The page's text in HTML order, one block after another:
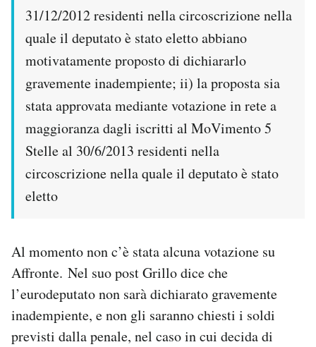
31/12/2012 residenti nella circoscrizione nella
quale il deputato è stato eletto abbiano
motivatamente proposto di dichiararlo
gravemente inadempiente; ii) la proposta sia
stata approvata mediante votazione in rete a
maggioranza dagli iscritti al MoVimento 5
Stelle al 30/6/2013 residenti nella
circoscrizione nella quale il deputato è stato
eletto
Al momento non c’è stata alcuna votazione su
Affronte. Nel suo post Grillo dice che
l’eurodeputato non sarà dichiarato gravemente
inadempiente, e non gli saranno chiesti i soldi
previsti dalla penale, nel caso in cui decida di